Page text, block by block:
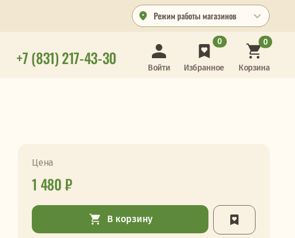
Режим работы магазинов
+7 (831) 217-43-30 Войти Избранное
0
Корзина
0
Цена
1 480 ₽
В корзину